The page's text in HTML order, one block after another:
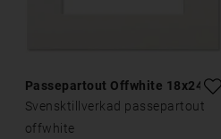
Passepartout Offwhite 18x24
Svensktillverkad passepartout
offwhite